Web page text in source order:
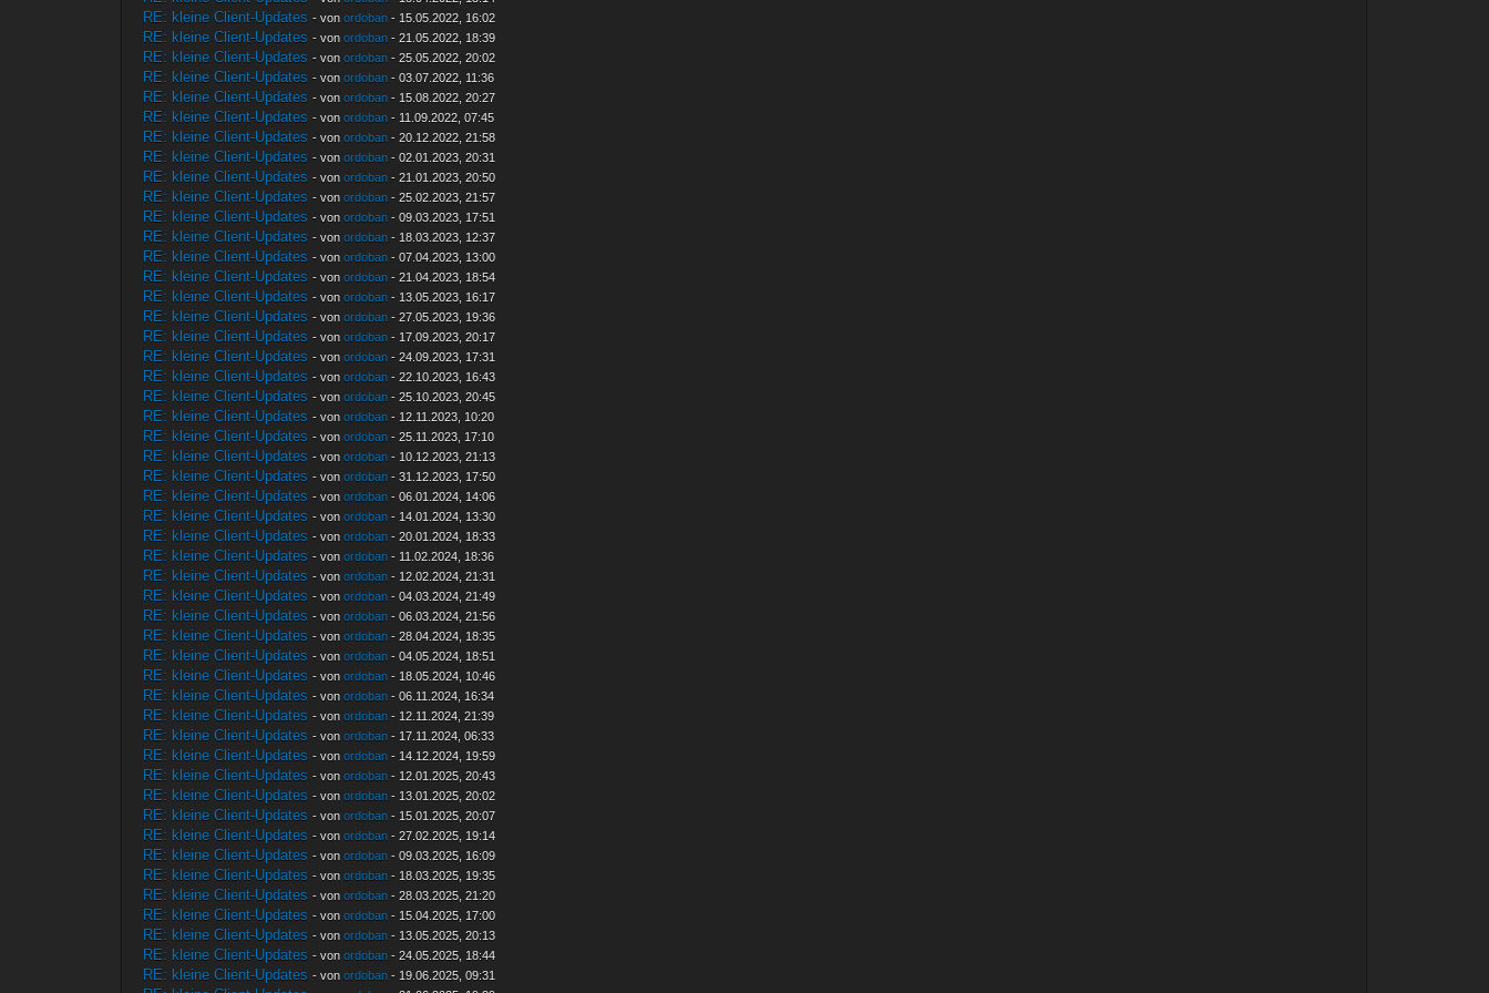
RE: kleine Client-Updates - vonordoban - 15.05.2022, 16:02
RE: kleine Client-Updates - vonordoban - 21.05.2022, 18:39
RE: kleine Client-Updates - vonordoban - 25.05.2022, 20:02
RE: kleine Client-Updates - vonordoban - 03.07.2022, 11:36
RE: kleine Client-Updates - vonordoban - 15.08.2022, 20:27
RE: kleine Client-Updates - vonordoban - 11.09.2022, 07:45
RE: kleine Client-Updates - vonordoban - 20.12.2022, 21:58
RE: kleine Client-Updates - vonordoban - 02.01.2023, 20:31
RE: kleine Client-Updates - vonordoban - 21.01.2023, 20:50
RE: kleine Client-Updates - vonordoban - 25.02.2023, 21:57
RE: kleine Client-Updates - vonordoban - 09.03.2023, 17:51
RE: kleine Client-Updates - vonordoban - 18.03.2023, 12:37
RE: kleine Client-Updates - vonordoban - 07.04.2023, 13:00
RE: kleine Client-Updates - vonordoban - 21.04.2023, 18:54
RE: kleine Client-Updates - vonordoban - 13.05.2023, 16:17
RE: kleine Client-Updates - vonordoban - 27.05.2023, 19:36
RE: kleine Client-Updates - vonordoban - 17.09.2023, 20:17
RE: kleine Client-Updates - vonordoban - 24.09.2023, 17:31
RE: kleine Client-Updates - vonordoban - 22.10.2023, 16:43
RE: kleine Client-Updates - vonordoban - 25.10.2023, 20:45
RE: kleine Client-Updates - vonordoban - 12.11.2023, 10:20
RE: kleine Client-Updates - vonordoban - 25.11.2023, 17:10
RE: kleine Client-Updates - vonordoban - 10.12.2023, 21:13
RE: kleine Client-Updates - vonordoban - 31.12.2023, 17:50
RE: kleine Client-Updates - vonordoban - 06.01.2024, 14:06
RE: kleine Client-Updates - vonordoban - 14.01.2024, 13:30
RE: kleine Client-Updates - vonordoban - 20.01.2024, 18:33
RE: kleine Client-Updates - vonordoban - 11.02.2024, 18:36
RE: kleine Client-Updates - vonordoban - 12.02.2024, 21:31
RE: kleine Client-Updates - vonordoban - 04.03.2024, 21:49
RE: kleine Client-Updates - vonordoban - 06.03.2024, 21:56
RE: kleine Client-Updates - vonordoban - 28.04.2024, 18:35
RE: kleine Client-Updates - vonordoban - 04.05.2024, 18:51
RE: kleine Client-Updates - vonordoban - 18.05.2024, 10:46
RE: kleine Client-Updates - vonordoban - 06.11.2024, 16:34
RE: kleine Client-Updates - vonordoban - 12.11.2024, 21:39
RE: kleine Client-Updates - vonordoban - 17.11.2024, 06:33
RE: kleine Client-Updates - vonordoban - 14.12.2024, 19:59
RE: kleine Client-Updates - vonordoban - 12.01.2025, 20:43
RE: kleine Client-Updates - vonordoban - 13.01.2025, 20:02
RE: kleine Client-Updates - vonordoban - 15.01.2025, 20:07
RE: kleine Client-Updates - vonordoban - 27.02.2025, 19:14
RE: kleine Client-Updates - vonordoban - 09.03.2025, 16:09
RE: kleine Client-Updates - vonordoban - 18.03.2025, 19:35
RE: kleine Client-Updates - vonordoban - 28.03.2025, 21:20
RE: kleine Client-Updates - vonordoban - 15.04.2025, 17:00
RE: kleine Client-Updates - vonordoban - 13.05.2025, 20:13
RE: kleine Client-Updates - vonordoban - 24.05.2025, 18:44
RE: kleine Client-Updates - vonordoban - 19.06.2025, 09:31